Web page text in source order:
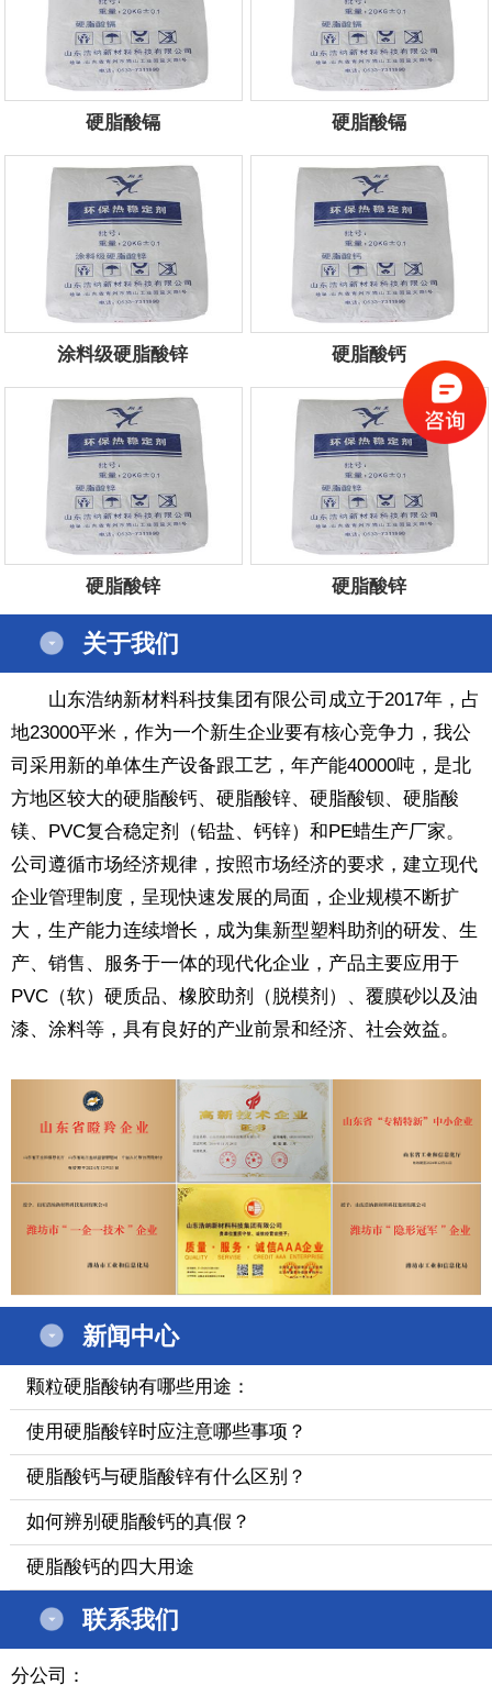
硬脂酸镉
服务电话：13854434444
硬脂酸镉
服务电话：13854434444
涂料级硬脂酸锌
服务电话：13854434444
硬脂酸钙
服务电话：13854434444
硬脂酸锌
服务电话：13854434444
硬脂酸锌
关于我们
山东浩纳新材料科技集团有限公司成立于2017年，占
地23000平米，作为一个新生企业要有核心竞争力，我公
司采用新的单体生产设备跟工艺，年产能40000吨，是北
方地区较大的硬脂酸钙、硬脂酸锌、硬脂酸钡、硬脂酸
镁、PVC复合稳定剂（铅盐、钙锌）和PE蜡生产厂家。
公司遵循市场经济规律，按照市场经济的要求，建立现代
企业管理制度，呈现快速发展的局面，企业规模不断扩
大，生产能力连续增长，成为集新型塑料助剂的研发、生
产、销售、服务于一体的现代化企业，产品主要应用于
PVC（软）硬质品、橡胶助剂（脱模剂）、覆膜砂以及油
漆、涂料等，具有良好的产业前景和经济、社会效益。
新闻中心
颗粒硬脂酸钠有哪些用途：
使用硬脂酸锌时应注意哪些事项？
硬脂酸钙与硬脂酸锌有什么区别？
如何辨别硬脂酸钙的真假？
硬脂酸钙的四大用途
联系我们
分公司：